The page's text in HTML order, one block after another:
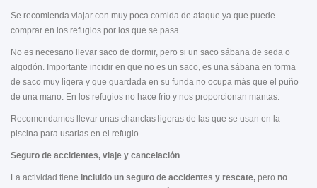
Se recomienda viajar con muy poca comida de ataque ya que puede
comprar en los refugios por los que se pasa.
No es necesario llevar saco de dormir, pero si un saco sábana de seda o
algodón. Importante incidir en que no es un saco, es una sábana en forma
de saco muy ligera y que guardada en su funda no ocupa más que el puño
de una mano. En los refugios no hace frío y nos proporcionan mantas.
Recomendamos llevar unas chanclas ligeras de las que se usan en la
piscina para usarlas en el refugio.
Seguro de accidentes, viaje y cancelación
La actividad tiene incluido un seguro de accidentes y rescate, pero no